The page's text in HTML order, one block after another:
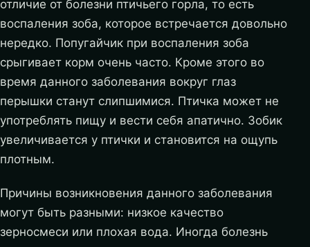
отличие от болезни птичьего горла, то есть
воспаления зоба, которое встречается довольно
нередко. Попугайчик при воспаления зоба
срыгивает корм очень часто. Кроме этого во
время данного заболевания вокруг глаз
перышки станут слипшимися. Птичка может не
употреблять пищу и вести себя апатично. Зобик
увеличивается у птички и становится на ощупь
плотным.
Причины возникновения данного заболевания
могут быть разными: низкое качество
зерносмеси или плохая вода. Иногда болезнь